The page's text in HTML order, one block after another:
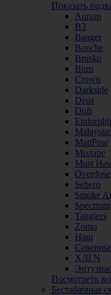
Показать
Aurum
B3
Banger
Bonche
Brusko
Burn
Crown
Darkside
Deus
Duft
MattPear
Mixtape
Must
Overdose
Sebero
Smoke
Spectrum
Tangiers
Zomo
Наш
ХЛГN
Посмотреть
Бестабачные